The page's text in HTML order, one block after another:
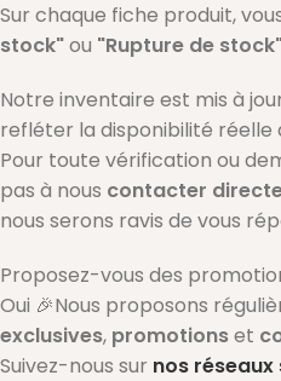
Sur chaque fiche produit,
stock"ou "Rupture de
Notre inventaire est mis à
refléter la disponibilité réelle
Pour toute vérification ou
pas à nous contacter
nous serons ravis de vous
Proposez-vous des
Oui 🎉Nous proposons
exclusives, promotionset
Suivez-nous sur nos